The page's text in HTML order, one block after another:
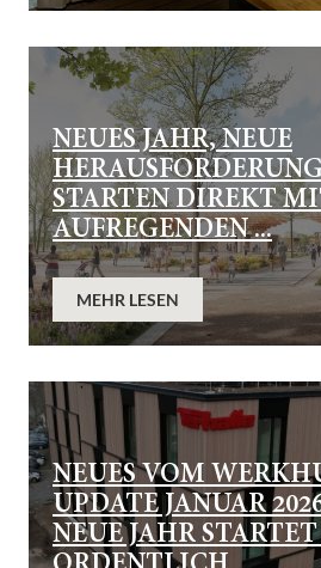
NEUES JAHR, NEUE
STARTEN DIREKT
AUFREGENDEN ...
MEHR LESEN
NEUES VOM
UPDATE JANUAR
NEUE JAHR